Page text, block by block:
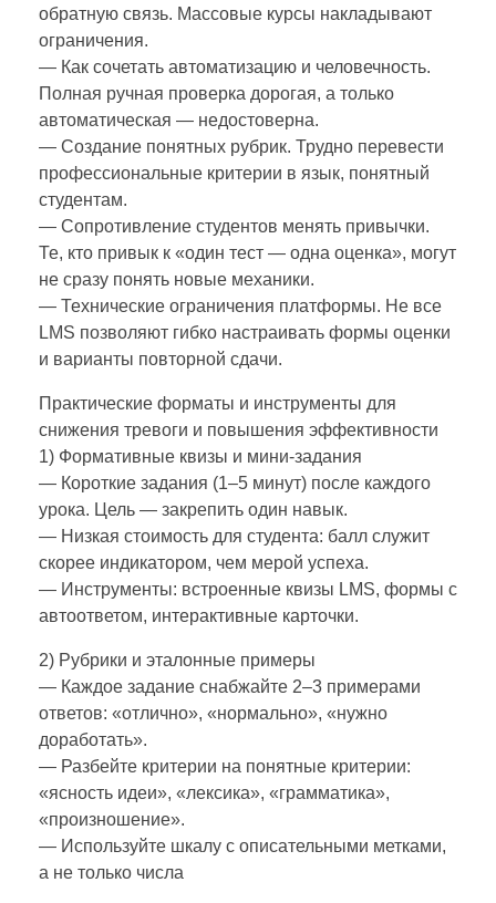
обратную связь. Массовые курсы накладывают
ограничения.
— Как сочетать автоматизацию и человечность.
Полная ручная проверка дорогая, а только
автоматическая — недостоверна.
— Создание понятных рубрик. Трудно перевести
профессиональные критерии в язык, понятный
студентам.
— Сопротивление студентов менять привычки.
Те, кто привык к «один тест — одна оценка», могут
не сразу понять новые механики.
— Технические ограничения платформы. Не все
LMS позволяют гибко настраивать формы оценки
и варианты повторной сдачи.
Практические форматы и инструменты для
снижения тревоги и повышения эффективности
1) Формативные квизы и мини‑задания
— Короткие задания (1–5 минут) после каждого
урока. Цель — закрепить один навык.
— Низкая стоимость для студента: балл служит
скорее индикатором, чем мерой успеха.
— Инструменты: встроенные квизы LMS, формы с
автоответом, интерактивные карточки.
2) Рубрики и эталонные примеры
— Каждое задание снабжайте 2–3 примерами
ответов: «отлично», «нормально», «нужно
доработать».
— Разбейте критерии на понятные критерии:
«ясность идеи», «лексика», «грамматика»,
«произношение».
— Используйте шкалу с описательными метками,
а не только числа